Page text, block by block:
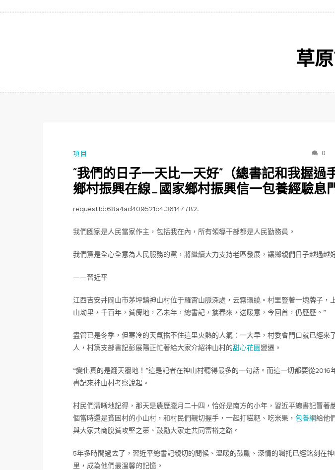
草
項目 0
“我們的日子一天比一天好”（總書記和我握過
鄉村振興在線_國家鄉村振興信一包養經驗息
requestId:68a4ad409521c4.36147782.
我們國家是人民當家作主，包括我在內，所有領導干部都是人民勤務員。
我們黨是全心全意為人民服務的黨，將繼續大力支持老區發展，讓鄉親們日子越過越
——習近平
江西吉安井岡山市茅坪鎮神山村位于羅霄山脈深處，云霧環繞。村里豎著一塊牌子，
山坳里，千百年，貧瘠地，乙未年，總書記，攜春來，送暖意，今回首，仍歷歷。”
盡管已是冬季，但寒冷的天氣擋不住這里火熱的人氣：一大早，村委會門口就已經來
人，村黨支部書記彭展陽正忙著給大家介紹神山村的甜心花園變遷。
“變化真的是翻天覆地！”這是記者在神山村聽得最多的一句話。而這一切都要從2016
書記來神山村考察說起。
村民們清晰地記得，那天是農歷臘月二十四，恰好是南方的小年，習近平總書記冒著
個當時還是貧困村的小山村，和村民們親切握手，一起打糍粑、吃米果， 包養網給他
與大家共商脫貧攻堅之策、鼓勵大家走共同富裕之路。
5年多時間過去了，習近平總書記親切的問候、溫暖的鼓勵、深情的囑托已經銘刻在
里，成為他們最溫馨的記憶。